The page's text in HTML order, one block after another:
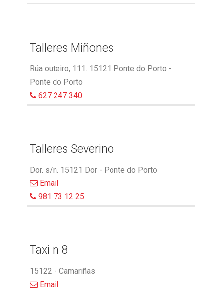
Talleres Miñones
Rúa outeiro, 111. 15121 Ponte do Porto -
Ponte do Porto
627 247 340
Talleres Severino
Dor, s/n. 15121 Dor - Ponte do Porto
Email
981 73 12 25
Taxi n 8
15122 - Camariñas
Email